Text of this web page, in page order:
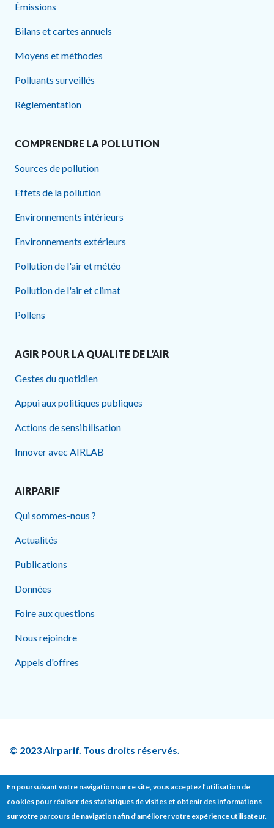
Émissions
Bilans et cartes annuels
Moyens et méthodes
Polluants surveillés
Réglementation
COMPRENDRE LA POLLUTION
Sources de pollution
Effets de la pollution
Environnements intérieurs
Environnements extérieurs
Pollution de l'air et météo
Pollution de l'air et climat
Pollens
AGIR POUR LA QUALITE DE L'AIR
Gestes du quotidien
Appui aux politiques publiques
Actions de sensibilisation
Innover avec AIRLAB
AIRPARIF
Qui sommes-nous ?
Actualités
Publications
Données
Foire aux questions
Nous rejoindre
Appels d'offres
© 2023 Airparif. Tous droits réservés.
Footer bottom
Contact Presse
En poursuivant votre navigation sur ce site, vous acceptez l’utilisation de
cookies pour réaliser des statistiques de visites et obtenir des informations
sur votre parcours de navigation afin d’améliorer votre expérience utilisateur.